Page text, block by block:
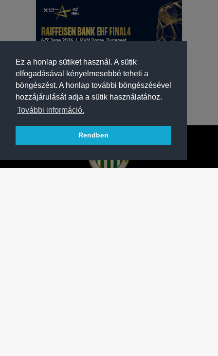
Ez a honlap sütiket használ. A sütik
elfogadásával kényelmesebbé teheti a
böngészést. A honlap további böngészésével
hozzájárulását adja a sütik használatához.
További információ.
Rendben